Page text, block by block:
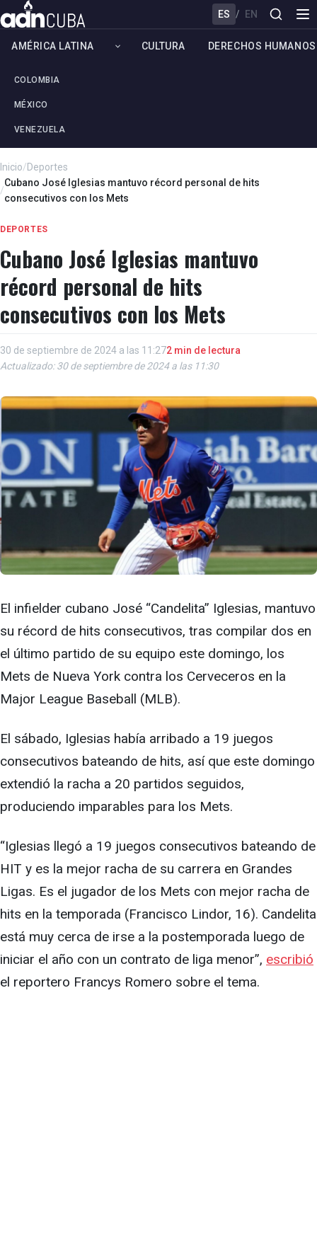
ES / EN
AMÉRICA LATINA
COLOMBIA
MÉXICO
VENEZUELA
CULTURA DERECHOS HUMANOS
Inicio/Deportes
/
Cubano José Iglesias mantuvo récord personal de hits
consecutivos con los Mets
DEPORTES
Cubano José Iglesias mantuvo
récord personal de hits
consecutivos con los Mets
30 de septiembre de 2024 a las 11:272 min de lectura
Actualizado: 30 de septiembre de 2024 a las 11:30
El infielder cubano José “Candelita” Iglesias, mantuvo
su récord de hits consecutivos, tras compilar dos en
el último partido de su equipo este domingo, los
Mets de Nueva York contra los Cerveceros en la
Major League Baseball (MLB).
El sábado, Iglesias había arribado a 19 juegos
consecutivos bateando de hits, así que este domingo
extendió la racha a 20 partidos seguidos,
produciendo imparables para los Mets.
“Iglesias llegó a 19 juegos consecutivos bateando de
HIT y es la mejor racha de su carrera en Grandes
Ligas. Es el jugador de los Mets con mejor racha de
hits en la temporada (Francisco Lindor, 16). Candelita
está muy cerca de irse a la postemporada luego de
iniciar el año con un contrato de liga menor”, escribió
el reportero Francys Romero sobre el tema.